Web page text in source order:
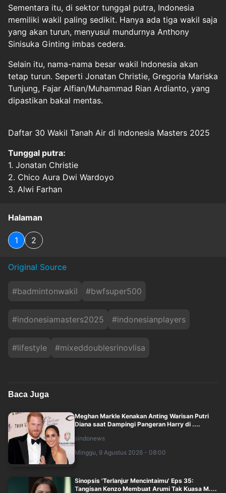
Sementara itu, di sektor tunggal putra, Indonesia
memiliki wakil paling sedikit. Hanya ada tiga wakil saja
yang akan turun, menyusul mundurnya Anthony
Sinisuka Ginting imbas cedera.
Selain itu, nama-nama besar wakil Indonesia akan
tetap turun. Seperti Jonatan Christie, Gregoria Mariska
Tunjung, Fajar Alfian/Muhammad Rian Ardianto, yang
dipastikan bakal mentas.
Daftar 30 Wakil Tanah Air di Indonesia Masters 2025
Tunggal putra:
1. Jonatan Christie
2. Chico Aura Dwi Wardoyo
3. Alwi Farhan
Halaman
1 2
Original Source
#badmintonwakil #bwfsuper500
#indonesiamasters2025 #indonesianplayers
#lifestyle #mixeddoublesrinovlisa
Baca Juga
Meghan Markle Kenakan Anting Warisan Putri
Diana saat Dampingi Pangeran Harry di ....
sindonews
Minggu, 9 Agustus 2026 - 08:00
Sinopsis 'Terlanjur Mencintaimu' Eps 35:
Tangisan Kenzo Membuat Arumi Tak Kuasa M....